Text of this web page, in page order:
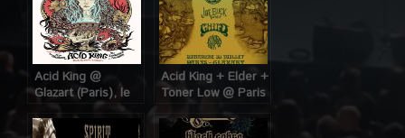
Acid King @
Glazart (Paris), le
16 Juillet 2013
Acid King + Elder +
Toner Low @ Paris
(Glazart), le 30
Juillet 2017